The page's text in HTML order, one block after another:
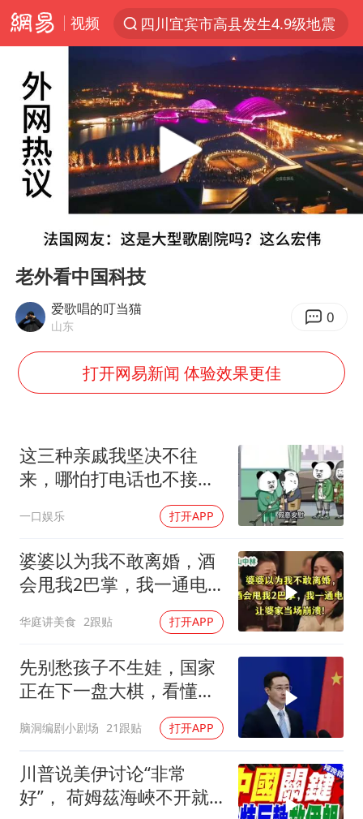
视频
四川宜宾市高县发生4.9级地震
上半年我国机械工业经济运行稳中有进
佛山通报笔试前13被淘汰后5名进体检
“秋天的第一杯奶茶”又刷屏
台风“白海豚”体型变大！环流面积接近13个浙江那么大
泰国枪击案凶手先杀祖父母后行凶
泰国校园枪击案死亡人数升至7人
汪峰阻止14岁女儿买大牌
国防部：坚决反制任何闹海挑衅图谋
陕西省委书记赶赴柞水县杏坪镇
曝美拒绝乌增购“爱国者”导弹请求
改名后的“青海拉面”店
中国女篮热身赛7日将战尼日利亚
台风灿鸿未来对中国无影响
东方之约 相约未来
00:00 02:00
老外看中国科技
爱歌唱的叮当猫
山东 0
打开网易新闻 体验效果更佳
这三种亲戚我坚决不往
来，哪怕打电话也不接，
一口娱乐 打开APP
婆婆以为我不敢离婚，酒
会甩我2巴掌，我一通电
华庭讲美食 2跟贴 打开APP
先别愁孩子不生娃，国家
正在下一盘大棋，看懂的
脑洞编剧小剧场 21跟贴 打开APP
川普说美伊讨论“非常
好”， 荷姆茲海峽不开就